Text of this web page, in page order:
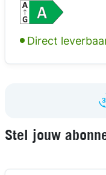
in 3DDirect
Stel jouw